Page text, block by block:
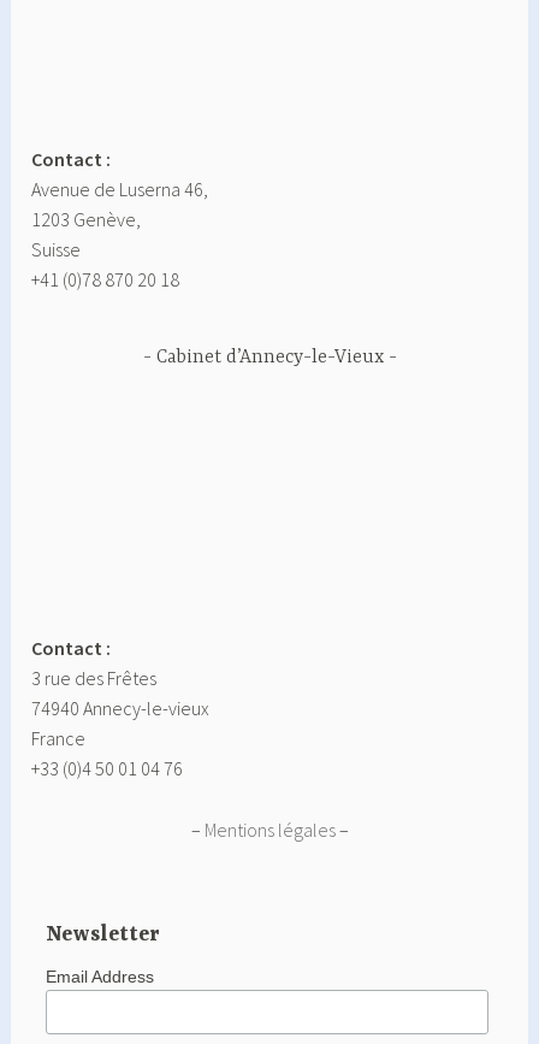
Contact :
Avenue de Luserna 46,
1203 Genève,
Suisse
+41 (0)78 870 20 18
Cabinet d’Annecy-le-Vieux
Contact :
3 rue des Frêtes
74940 Annecy-le-vieux
France
+33 (0)4 50 01 04 76
– Mentions légales–
Newsletter
Email Address